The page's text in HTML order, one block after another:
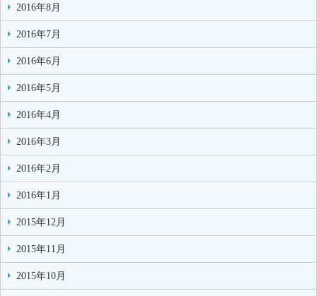
2016年8月
2016年7月
2016年6月
2016年5月
2016年4月
2016年3月
2016年2月
2016年1月
2015年12月
2015年11月
2015年10月